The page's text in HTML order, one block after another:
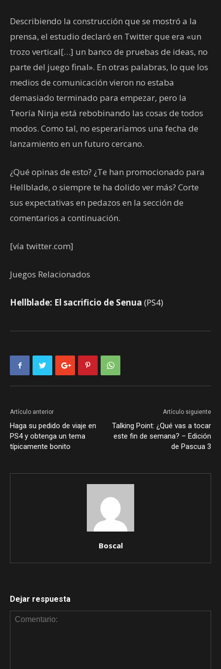
Describiendo la construcción que se mostró a la
prensa, el estudio declaró en Twitter que era «un
trozo vertical[…] un banco de pruebas de ideas, no
parte del juego final». En otras palabras, lo que los
medios de comunicación vieron no estaba
demasiado terminado para empezar, pero la
Teoría Ninja está rebobinando las cosas de todos
modos. Como tal, no esperaríamos una fecha de
lanzamiento en un futuro cercano.
¿Qué opinas de esto? ¿Te han promocionado para
Hellblade, o siempre te ha dolido ver más? Corte
sus expectativas en pedazos en la sección de
comentarios a continuación.
[vía twitter.com]
Juegos Relacionados
Hellblade: El sacrificio de Senua (PS4)
Artículo anterior
Haga su pedido de viaje en
PS4 y obtenga un tema
típicamente bonito
Artículo siguiente
Talking Point: ¿Qué vas a tocar
este fin de semana? – Edición
de Pascua 3
Boscal
Dejar respuesta